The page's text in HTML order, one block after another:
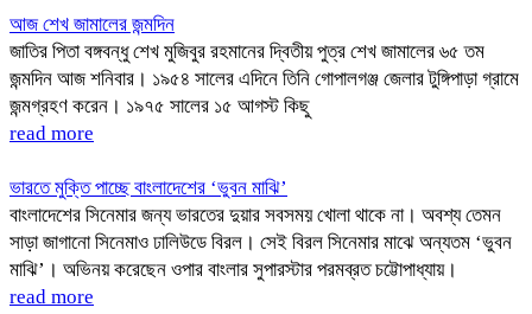
আজ শেখ জামালের জন্মদিন
জাতির পিতা বঙ্গবন্ধু শেখ মুজিবুর রহমানের দ্বিতীয় পুত্র শেখ জামালের ৬৫ তম
জন্মদিন আজ শনিবার। ১৯৫৪ সালের এদিনে তিনি গোপালগঞ্জ জেলার টুঙ্গিপাড়া গ্রামে
জন্মগ্রহণ করেন। ১৯৭৫ সালের ১৫ আগস্ট কিছু
read more
ভারতে মুক্তি পাচ্ছে বাংলাদেশের ‘ভুবন মাঝি’
বাংলাদেশের সিনেমার জন্য ভারতের দুয়ার সবসময় খোলা থাকে না। অবশ্য তেমন
সাড়া জাগানো সিনেমাও ঢালিউডে বিরল। সেই বিরল সিনেমার মাঝে অন্যতম ‘ভুবন
মাঝি’। অভিনয় করেছেন ওপার বাংলার সুপারস্টার পরমব্রত চট্টোপাধ্যায়।
read more